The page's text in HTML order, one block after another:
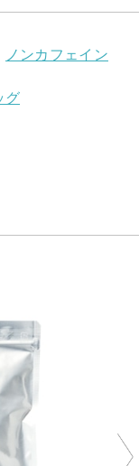
ノンカフェイン
グ